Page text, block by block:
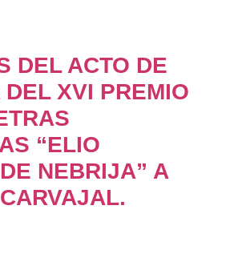
DEL ACTO DE
XVI PREMIO
“ELIO
NEBRIJA” A